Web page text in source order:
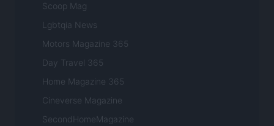
Scoop Mag
Lgbtqia News
Motors Magazine 365
Day Travel 365
Home Magazine 365
Cineverse Magazine
SecondHomeMagazine